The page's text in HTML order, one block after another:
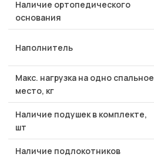
Наличие ортопедического
основания
Наполнитель
Макс. нагрузка на одно спальное
место, кг
Наличие подушек в комплекте,
шт
Наличие подлокотников